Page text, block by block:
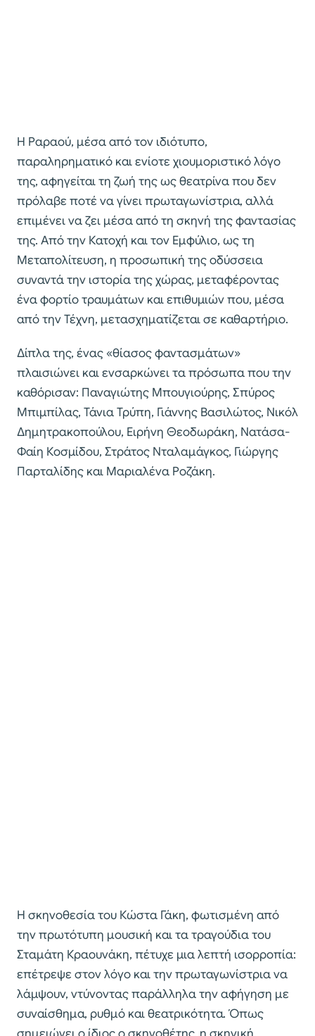
Η Ραραού, μέσα από τον ιδιότυπο,
παραληρηματικό και ενίοτε χιουμοριστικό λόγο
της, αφηγείται τη ζωή της ως θεατρίνα που δεν
πρόλαβε ποτέ να γίνει πρωταγωνίστρια, αλλά
επιμένει να ζει μέσα από τη σκηνή της φαντασίας
της. Από την Κατοχή και τον Εμφύλιο, ως τη
Μεταπολίτευση, η προσωπική της οδύσσεια
συναντά την ιστορία της χώρας, μεταφέροντας
ένα φορτίο τραυμάτων και επιθυμιών που, μέσα
από την Τέχνη, μετασχηματίζεται σε καθαρτήριο.
Δίπλα της, ένας «θίασος φαντασμάτων»
πλαισιώνει και ενσαρκώνει τα πρόσωπα που την
καθόρισαν: Παναγιώτης Μπουγιούρης, Σπύρος
Μπιμπίλας, Τάνια Τρύπη, Γιάννης Βασιλώτος, Νικόλ
Δημητρακοπούλου, Ειρήνη Θεοδωράκη, Νατάσα-
Φαίη Κοσμίδου, Στράτος Νταλαμάγκος, Γιώργης
Παρταλίδης και Μαριαλένα Ροζάκη.
Η σκηνοθεσία του Κώστα Γάκη, φωτισμένη από
την πρωτότυπη μουσική και τα τραγούδια του
Σταμάτη Κραουνάκη, πέτυχε μια λεπτή ισορροπία:
επέτρεψε στον λόγο και την πρωταγωνίστρια να
λάμψουν, ντύνοντας παράλληλα την αφήγηση με
συναίσθημα, ρυθμό και θεατρικότητα. Όπως